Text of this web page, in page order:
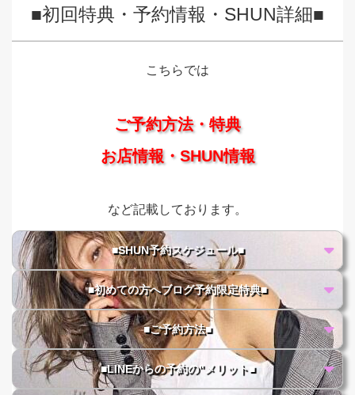
■初回特典・予約情報・SHUN詳細■
こちらでは
ご予約方法・特典
お店情報・SHUN情報
など記載しております。
■SHUN予約スケジュール■
■初めての方へブログ予約限定特典■
■ご予約方法■
■LINEからの予約の"メリット■